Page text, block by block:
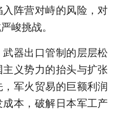
阵营对峙的风险，对
峻挑战。
器出口管制的层层松
义势力的抬头与扩张
军火贸易的巨额利润
本，破解日本军工产